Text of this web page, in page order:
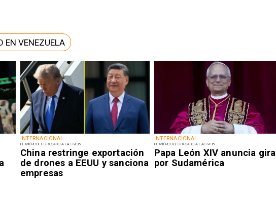
INTERNACIONAL
EL MIÉRCOLES PASADO A LAS 9:35
China restringe exportación
de drones a EEUU y sanciona
empresas
INTERNACIONAL
EL MIÉRCOLES PASADO A LAS 9:35
Papa León XIV anuncia gira
por Sudamérica
EN VENEZUELA